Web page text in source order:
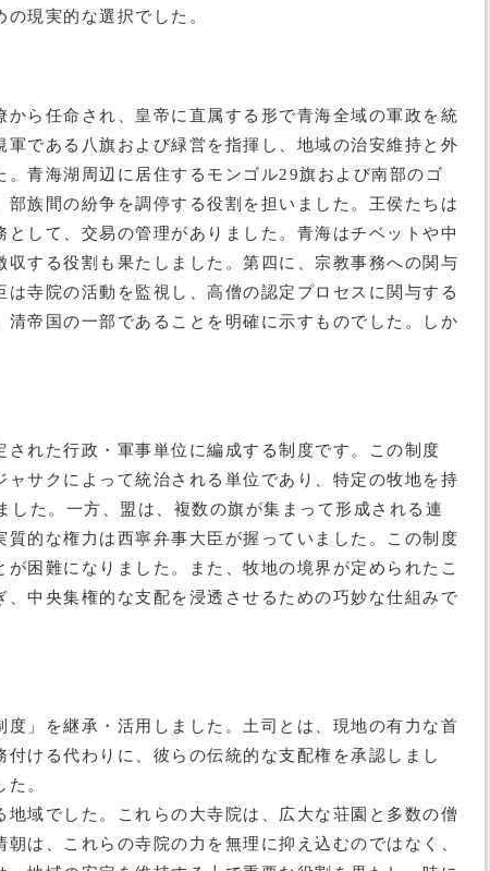
現実的な選択でした。
ら任命され、皇帝に直属する形で青海全域の軍政を統
である八旗および緑営を指揮し、地域の治安維持と外
青海湖周辺に居住するモンゴル29旗および南部のゴ
族間の紛争を調停する役割を担いました。王侯たちは
して、交易の管理がありました。青海はチベットや中
する役割も果たしました。第四に、宗教事務への関与
寺院の活動を監視し、高僧の認定プロセスに関与する
帝国の一部であることを明確に示すものでした。しか
れた行政・軍事単位に編成する制度です。この制度
サクによって統治される単位であり、特定の牧地を持
た。一方、盟は、複数の旗が集まって形成される連
的な権力は西寧弁事大臣が握っていました。この制度
困難になりました。また、牧地の境界が定められたこ
中央集権的な支配を浸透させるための巧妙な仕組みで
」を継承・活用しました。土司とは、現地の有力な首
ける代わりに、彼らの伝統的な支配権を承認しまし
。
域でした。これらの大寺院は、広大な荘園と多数の僧
は、これらの寺院の力を無理に抑え込むのではなく、